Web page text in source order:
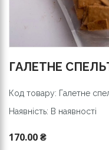
ГАЛЕТНЕ
Код товару: Галетне
Наявність: В наявності
170.00 ₴